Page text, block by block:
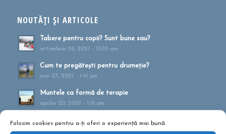
Folosim cookies pentru a-ți oferi o experiență mai bună.
NOUTĂȚI ȘI ARTICOLE
Tabere pentru copii? Sunt bune sau?
octombrie 26, 2021 - 10:10 am
Cum te pregătești pentru drumeție?
mai 27, 2021 - 1:41 pm
Muntele ca formă de terapie
aprilie 20, 2021 - 1:16 pm
Drumeții montane pentru familii!
februarie 13, 2020 - 5:21 pm